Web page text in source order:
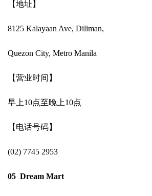
【地址】
8125 Kalayaan Ave, Diliman,
Quezon City, Metro Manila
【营业时间】
早上10点至晚上10点
【电话号码】
(02) 7745 2953
05 Dream Mart